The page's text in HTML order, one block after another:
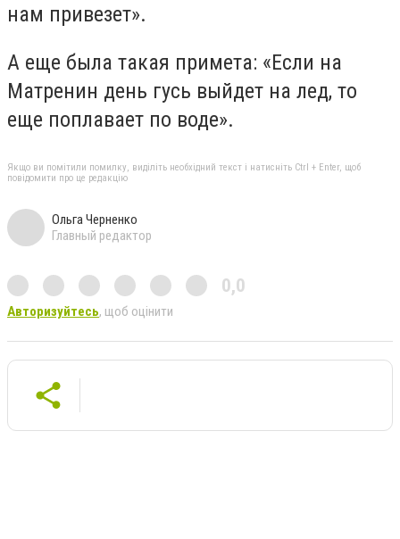
нам привезет».
А еще была такая примета: «Если на
Матренин день гусь выйдет на лед, то
еще поплавает по воде».
Якщо ви помітили помилку, виділіть необхідний текст і натисніть Ctrl + Enter, щоб
повідомити про це редакцію
Ольга Черненко
Главный редактор
0,0
Авторизуйтесь, щоб оцінити